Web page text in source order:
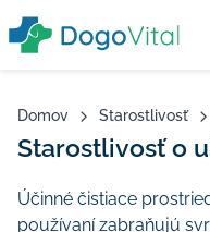
Domov Starostlivosť
Starostlivosť o
Účinné čistiace
používaní zabraňujú